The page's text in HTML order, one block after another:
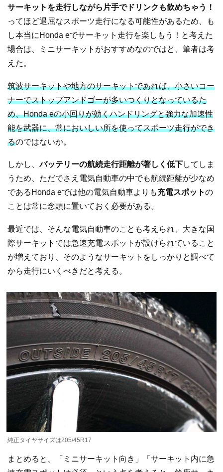
サーキットを走行しながら片手でドリンクも飲めちゃう！
ってほど退屈なスポーツ走行になる可能性があるため、も
し本当にHonda eでサーキット走行を楽しもう！と考えた
場合は、ミニサーキットがおすすめなのではと、筆者は考
えた。
筑波サーキットや地方のサーキットであれば、小さいコー
ナーでストップアンドゴーが多いつくりとなっているた
め、Honda eの小回りが効くハンドリングと強力な加速性
能を武器に、常においしい所を使ってスポーツ走行ができ
るのではないか。
しかし、バッテリーの航続走行距離が著しく低下 してしま
うため、ただでさえ電気自動車の中でも航続距離が少なめ
であるHonda eでは他の電気自動車よりも充電スポットの
ことは常に念頭に置いておく必要がある。
最近では、そんな電気自動車のことも考えられ、大きな国
際サーキットでは急速充電スポットが設けられていること
が増えており、そのようなサーキットをしっかりと調べて
から走行にいくべきだと考える。
純正タイヤサイズは205/45R17
まとめると、「ミニサーキット向き」「サーキット内に急